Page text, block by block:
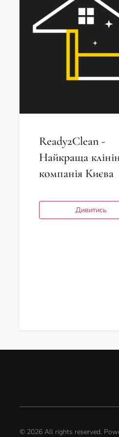
Ready2Clean -
Найкраща
компанія Києва
Дивитись
© 2026 All rights reserved.